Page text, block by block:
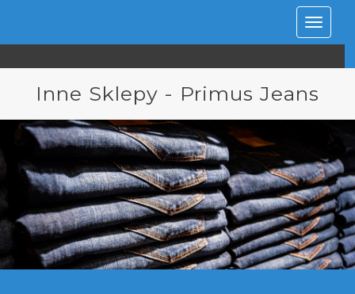
Rozwiń
Inne Sklepy - Primus Jeans